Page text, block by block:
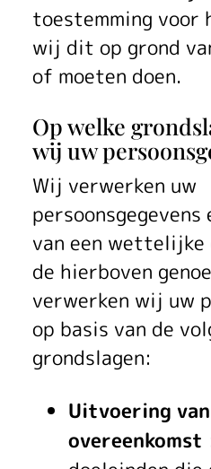
toestemming voor
wij dit op grond
of moeten doen.
Op welke
wij uw
Wij verwerken uw
persoonsgegevens
van een wettelijke
de hierboven
verwerken wij uw
op basis van de
grondslagen:
Uitvoering
overeenkomst